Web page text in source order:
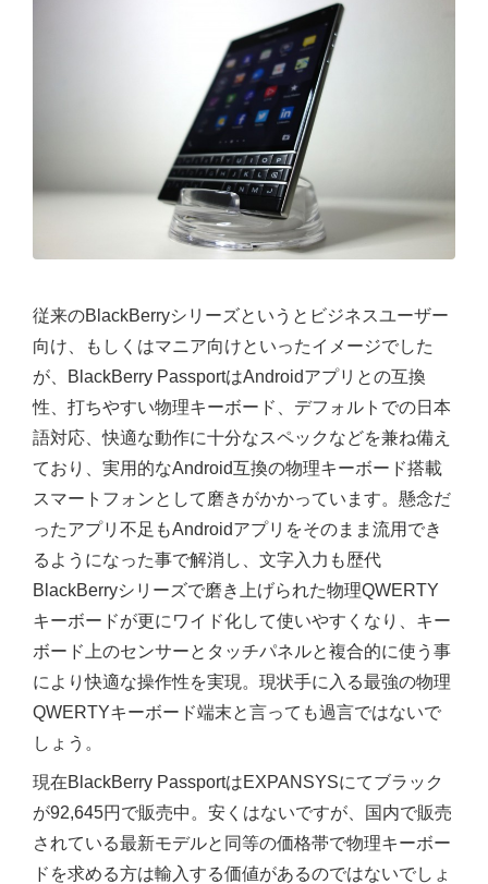
従来のBlackBerryシリーズというとビジネスユーザー
向け、もしくはマニア向けといったイメージでした
が、BlackBerry PassportはAndroidアプリとの互換
性、打ちやすい物理キーボード、デフォルトでの日本
語対応、快適な動作に十分なスペックなどを兼ね備え
ており、実用的なAndroid互換の物理キーボード搭載
スマートフォンとして磨きがかかっています。懸念だ
ったアプリ不足もAndroidアプリをそのまま流用でき
るようになった事で解消し、文字入力も歴代
BlackBerryシリーズで磨き上げられた物理QWERTY
キーボードが更にワイド化して使いやすくなり、キー
ボード上のセンサーとタッチパネルと複合的に使う事
により快適な操作性を実現。現状手に入る最強の物理
QWERTYキーボード端末と言っても過言ではないで
しょう。
現在BlackBerry PassportはEXPANSYSにてブラック
が92,645円で販売中。安くはないですが、国内で販売
されている最新モデルと同等の価格帯で物理キーボー
ドを求める方は輸入する価値があるのではないでしょ